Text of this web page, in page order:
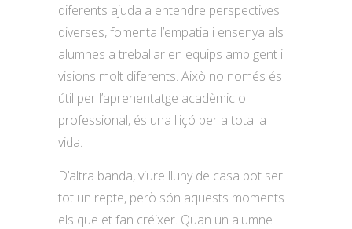
diferents ajuda a entendre perspectives
diverses, fomenta l’empatia i ensenya als
alumnes a treballar en equips amb gent i
visions molt diferents. Això no només és
útil per l’aprenentatge acadèmic o
professional, és una lliçó per a tota la
vida.
D’altra banda, viure lluny de casa pot ser
tot un repte, però són aquests moments
els que et fan créixer. Quan un alumne